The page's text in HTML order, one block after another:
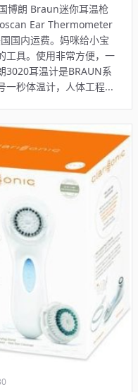
博朗 Braun迷你耳温枪
Ear Thermometer
国内运费。妈咪给小宝
工具。使用非常方便，一
3020耳温计是BRAUN系
一秒体温计，人体工程...